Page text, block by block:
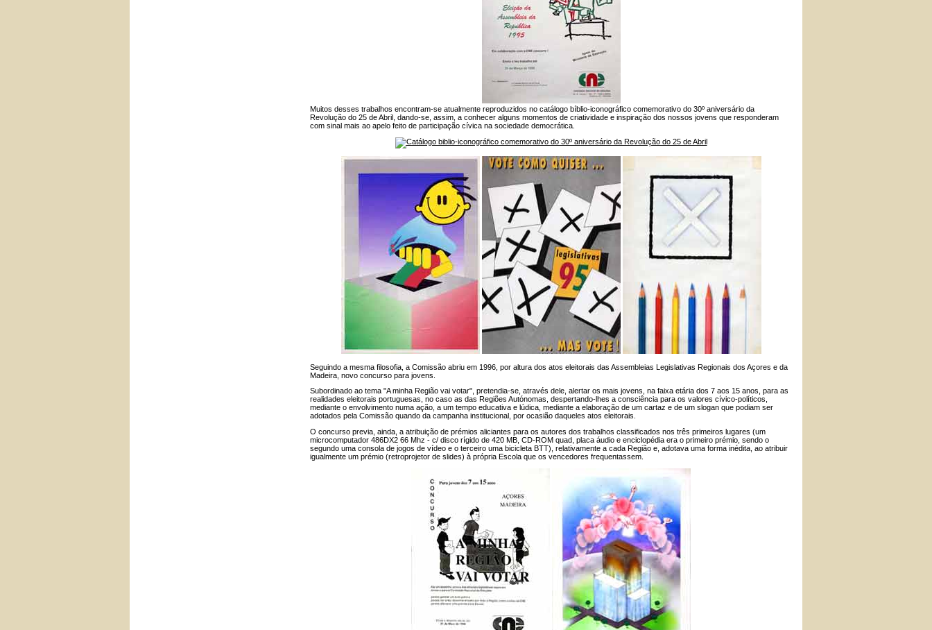
Muitos desses trabalhos encontram-se atualmente reproduzidos no catálogo bíblio-iconográfico comemorativo do 30º aniversário da
Revolução do 25 de Abril, dando-se, assim, a conhecer alguns momentos de criatividade e inspiração dos nossos jovens que responderam
com sinal mais ao apelo feito de participação cívica na sociedade democrática.
Seguindo a mesma filosofia, a Comissão abriu em 1996, por altura dos atos eleitorais das Assembleias Legislativas Regionais dos Açores e da
Madeira, novo concurso para jovens.
Subordinado ao tema "A minha Região vai votar", pretendia-se, através dele, alertar os mais jovens, na faixa etária dos 7 aos 15 anos, para as
realidades eleitorais portuguesas, no caso as das Regiões Autónomas, despertando-lhes a consciência para os valores cívico-políticos,
mediante o envolvimento numa ação, a um tempo educativa e lúdica, mediante a elaboração de um cartaz e de um slogan que podiam ser
adotados pela Comissão quando da campanha institucional, por ocasião daqueles atos eleitorais.
O concurso previa, ainda, a atribuição de prémios aliciantes para os autores dos trabalhos classificados nos três primeiros lugares (um
microcomputador 486DX2 66 Mhz - c/ disco rígido de 420 MB, CD-ROM quad, placa áudio e enciclopédia era o primeiro prémio, sendo o
segundo uma consola de jogos de vídeo e o terceiro uma bicicleta BTT), relativamente a cada Região e, adotava uma forma inédita, ao atribuir
igualmente um prémio (retroprojetor de slides) à própria Escola que os vencedores frequentassem.